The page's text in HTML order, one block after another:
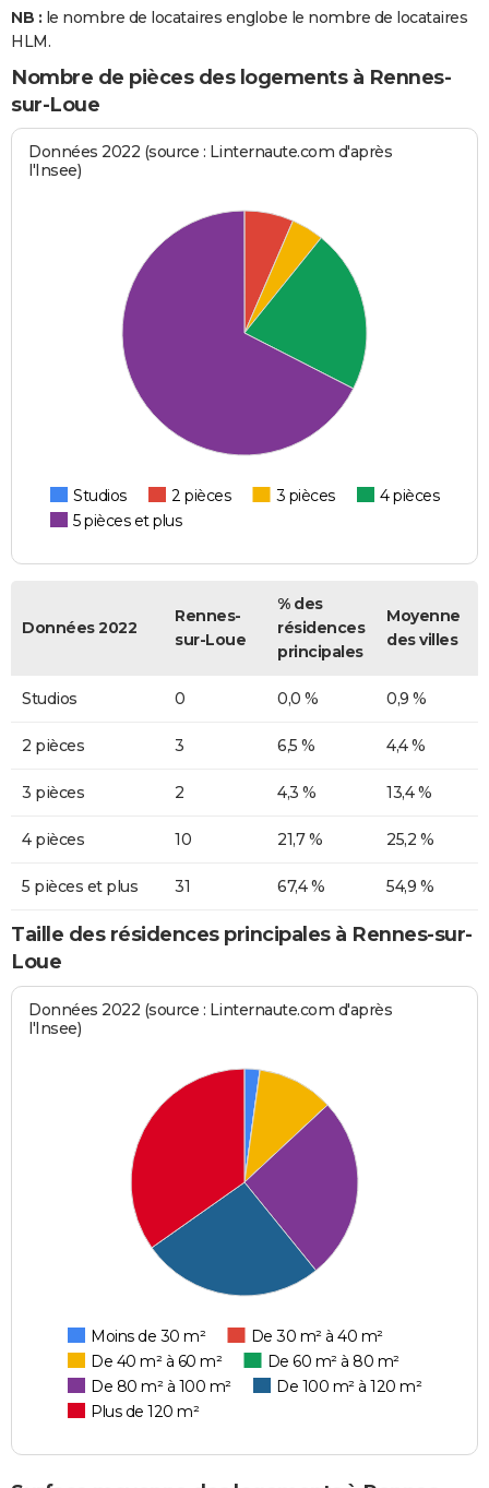
NB : le nombre de locataires englobe le nombre de locataires
HLM.
Nombre de pièces des logements à Rennes-
sur-Loue
Données 2022 (source : Linternaute.com d'après
l'Insee)
Studios 2 pièces 3 pièces
4 pièces
5 pièces et plus
Données 2022
Rennes-
sur-Loue
% des
résidences
principales
Moyenne
des villes
Studios 0 0,0 % 0,9 %
2 pièces 3 6,5 % 4,4 %
3 pièces 2 4,3 % 13,4 %
4 pièces 10 21,7 % 25,2 %
5 pièces et plus 31 67,4 % 54,9 %
Taille des résidences principales à Rennes-sur-
Loue
Données 2022 (source : Linternaute.com d'après
l'Insee)
Moins de 30 m²
De 30 m² à 40 m²
De 40 m² à 60 m²
De 60 m² à 80 m²
De 80 m² à 100 m²
De 100 m² à 120 m²
Plus de 120 m²